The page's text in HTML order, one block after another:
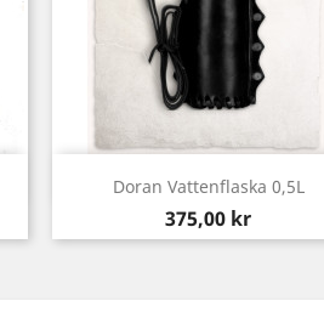
Doran Vattenflaska 0,5L
Pris
375,00 kr
Snabbvy